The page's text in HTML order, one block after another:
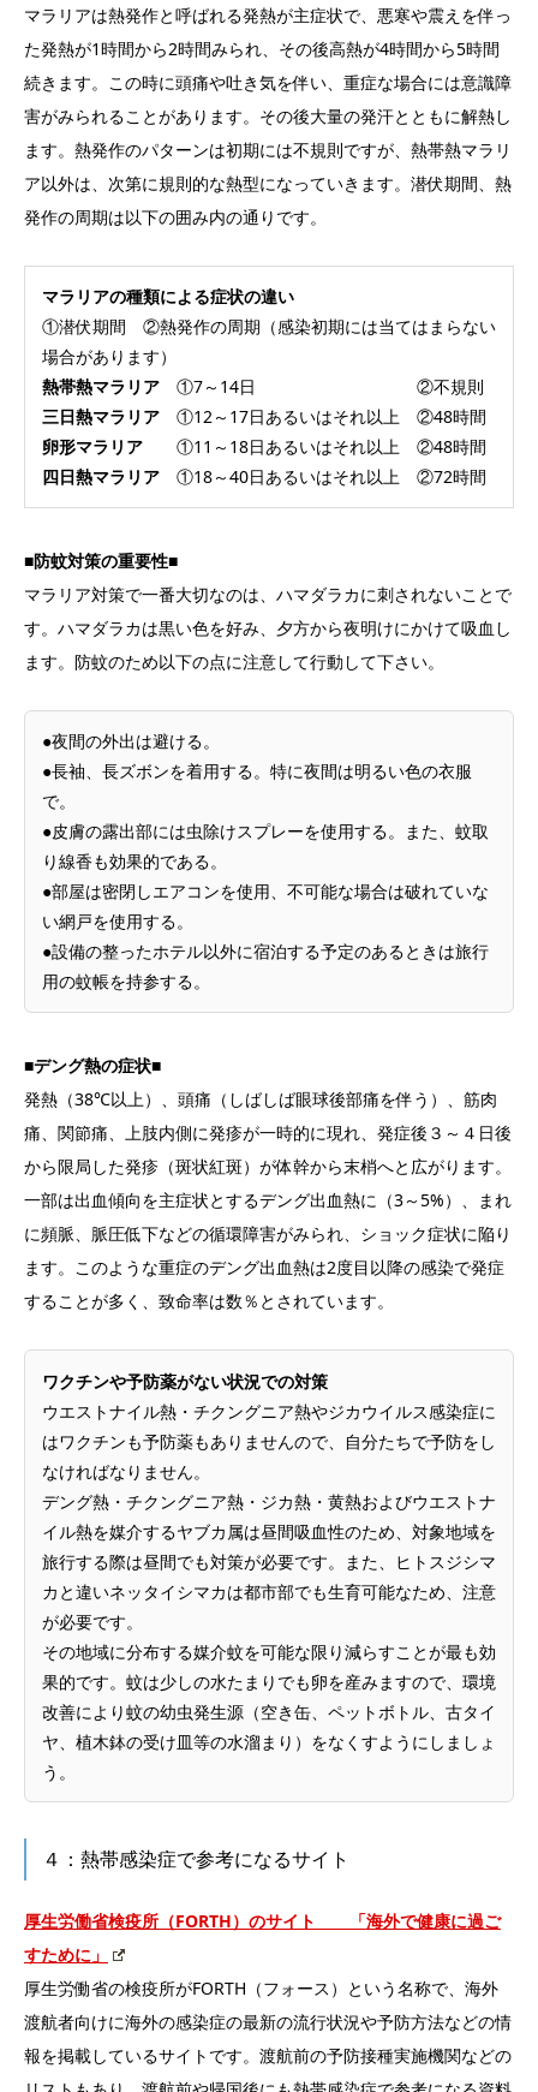
マラリアは熱発作と呼ばれる発熱が主症状で、悪寒や震えを伴っ
た発熱が1時間から2時間みられ、その後高熱が4時間から5時間
続きます。この時に頭痛や吐き気を伴い、重症な場合には意識障
害がみられることがあります。その後大量の発汗とともに解熱し
ます。熱発作のパターンは初期には不規則ですが、熱帯熱マラリ
ア以外は、次第に規則的な熱型になっていきます。潜伏期間、熱
発作の周期は以下の囲み内の通りです。
マラリアの種類による症状の違い
①潜伏期間 ②熱発作の周期（感染初期には当てはまらない
場合があります）
熱帯熱マラリア ①7～14日 ②不規則
三日熱マラリア ①12～17日あるいはそれ以上 ②48時間
卵形マラリア ①11～18日あるいはそれ以上 ②48時間
四日熱マラリア ①18～40日あるいはそれ以上 ②72時間
■防蚊対策の重要性■
マラリア対策で一番大切なのは、ハマダラカに刺されないことで
す。ハマダラカは黒い色を好み、夕方から夜明けにかけて吸血し
ます。防蚊のため以下の点に注意して行動して下さい。
●夜間の外出は避ける。
●長袖、長ズボンを着用する。特に夜間は明るい色の衣服
で。
●皮膚の露出部には虫除けスプレーを使用する。また、蚊取
り線香も効果的である。
●部屋は密閉しエアコンを使用、不可能な場合は破れていな
い網戸を使用する。
●設備の整ったホテル以外に宿泊する予定のあるときは旅行
用の蚊帳を持参する。
■デング熱の症状■
発熱（38℃以上）、頭痛（しばしば眼球後部痛を伴う）、筋肉
痛、関節痛、上肢内側に発疹が一時的に現れ、発症後３～４日後
から限局した発疹（斑状紅斑）が体幹から末梢へと広がります。
一部は出血傾向を主症状とするデング出血熱に（3～5%）、まれ
に頻脈、脈圧低下などの循環障害がみられ、ショック症状に陥り
ます。このような重症のデング出血熱は2度目以降の感染で発症
することが多く、致命率は数％とされています。
ワクチンや予防薬がない状況での対策
ウエストナイル熱・チクングニア熱やジカウイルス感染症に
はワクチンも予防薬もありませんので、自分たちで予防をし
なければなりません。
デング熱・チクングニア熱・ジカ熱・黄熱およびウエストナ
イル熱を媒介するヤブカ属は昼間吸血性のため、対象地域を
旅行する際は昼間でも対策が必要です。また、ヒトスジシマ
カと違いネッタイシマカは都市部でも生育可能なため、注意
が必要です。
その地域に分布する媒介蚊を可能な限り減らすことが最も効
果的です。蚊は少しの水たまりでも卵を産みますので、環境
改善により蚊の幼虫発生源（空き缶、ペットボトル、古タイ
ヤ、植木鉢の受け皿等の水溜まり）をなくすようにしましょ
う。
４：熱帯感染症で参考になるサイト
厚生労働省検疫所（FORTH）のサイト
「海外で健康に過ご
すために」
厚生労働省の検疫所がFORTH（フォース）という名称で、海外
渡航者向けに海外の感染症の最新の流行状況や予防方法などの情
報を掲載しているサイトです。渡航前の予防接種実施機関などの